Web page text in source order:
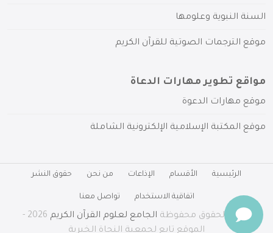
السنة النبوية وعلومها
موقع الترجمات الصوتية للقرآن الكريم
مواقع تطوير مهارات الدعاة
موقع مهارات الدعوة
موقع المكتبة الإسلامية الإلكترونية الشاملة
الرئيسية الأقسام الإذاعات من نحن حقوق النشر
اتفاقية الاستخدام تواصل معنا
جميع الحقوق محفوظة الجامع لعلوم القرآن الكريم
2026 -
الموقع تابع لجمعية النجاة الخيرية